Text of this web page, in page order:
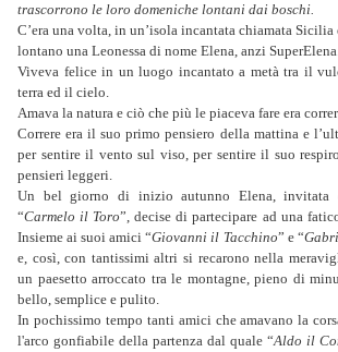
trascorrono le loro domeniche lontani dai boschi.
C’era una volta, in un’isola incantata chiamata
lontano una Leonessa di nome Elena, anzi
Viveva felice in un luogo incantato a metà tra il
terra ed il cielo.
Amava la natura e ciò che più le piaceva fare era
Correre era il suo primo pensiero della mattina e
per sentire il vento sul viso, per sentire il suo
pensieri leggeri.
Un bel giorno di inizio autunno Elena, invitata
“Carmelo il Toro”, decise di partecipare ad una
Insieme ai suoi amici “Giovanni il Tacchino” e “
e, così, con tantissimi altri si recarono nella
un paesetto arroccato tra le montagne, pieno di
bello, semplice e pulito.
In pochissimo tempo tanti amici che amavano la
l'arco gonfiabile della partenza dal quale “Aldo il